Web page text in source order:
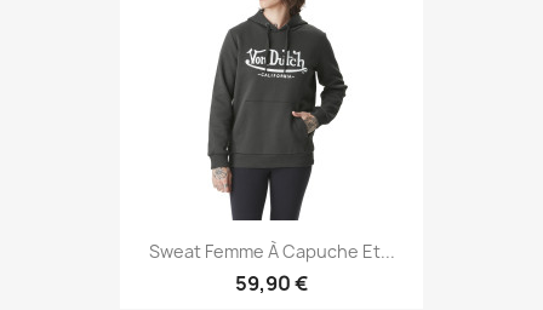
Sweat Femme À Capuche Et...
59,90 €